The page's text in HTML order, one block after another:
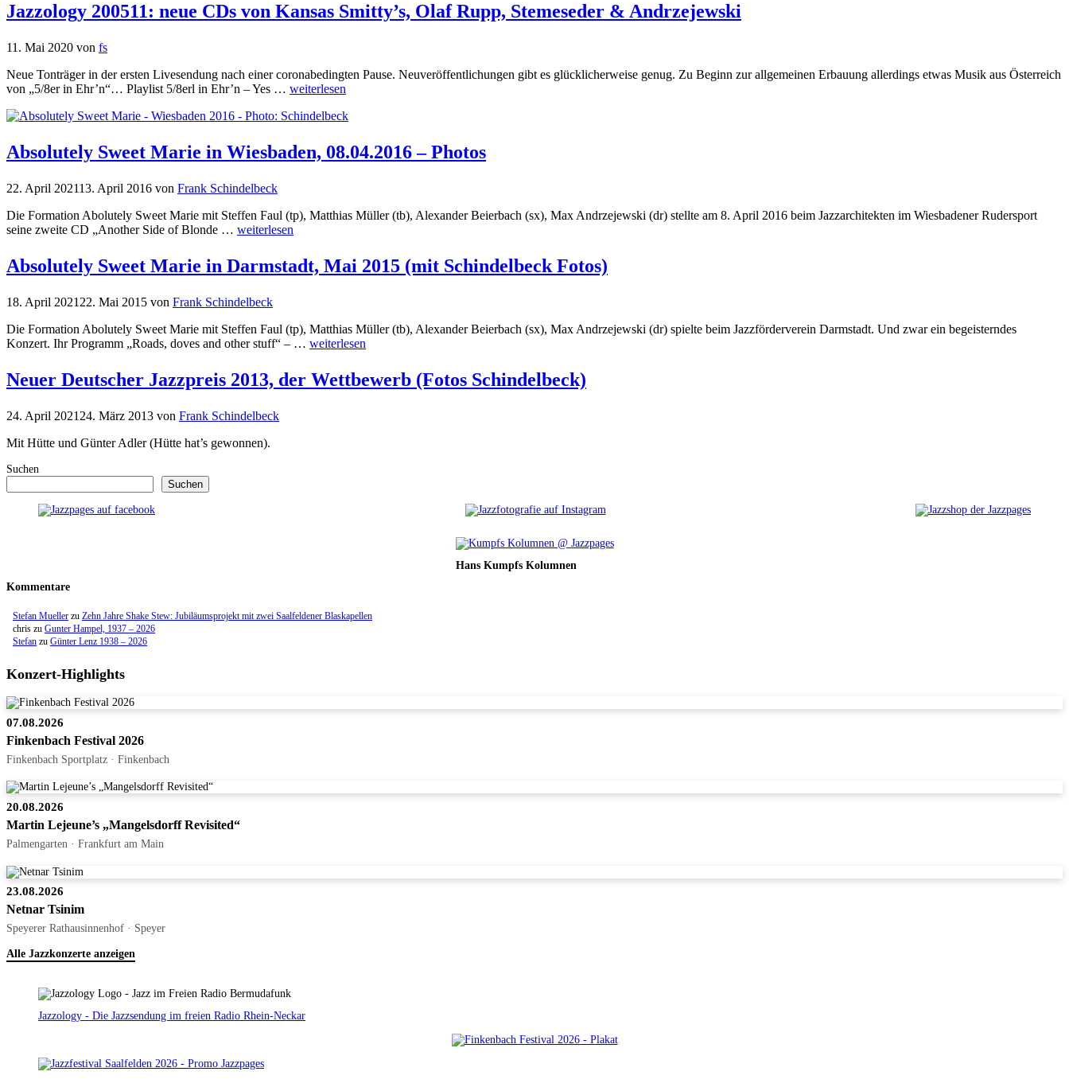
Jazzology 200511: neue CDs von Kansas Smitty’s, Olaf Rupp, Stemeseder & Andrzejewski
11. Mai 2020 von fs
Neue Tonträger in der ersten Livesendung nach einer coronabedingten Pause. Neuveröffentlichungen gibt es glücklicherweise genug. Zu Beginn zur allgemeinen Erbauung allerdings etwas Musik aus Österreich
von „5/8er in Ehr’n“… Playlist 5/8erl in Ehr’n – Yes … weiterlesen
Absolutely Sweet Marie in Wiesbaden, 08.04.2016 – Photos
22. April 202113. April 2016 von Frank Schindelbeck
Die Formation Abolutely Sweet Marie mit Steffen Faul (tp), Matthias Müller (tb), Alexander Beierbach (sx), Max Andrzejewski (dr) stellte am 8. April 2016 beim Jazzarchitekten im Wiesbadener Rudersport
seine zweite CD „Another Side of Blonde … weiterlesen
Absolutely Sweet Marie in Darmstadt, Mai 2015 (mit Schindelbeck Fotos)
18. April 2021 22. Mai 2015 von Frank Schindelbeck
Die Formation Abolutely Sweet Marie mit Steffen Faul (tp), Matthias Müller (tb), Alexander Beierbach (sx), Max Andrzejewski (dr) spielte beim Jazzförderverein Darmstadt. Und zwar ein begeisterndes
Konzert. Ihr Programm „Roads, doves and other stuff“ – … weiterlesen
Neuer Deutscher Jazzpreis 2013, der Wettbewerb (Fotos Schindelbeck)
24. April 2021 24. März 2013 von Frank Schindelbeck
Mit Hütte und Günter Adler (Hütte hat’s gewonnen).
Suchen
Suchen
Hans Kumpfs Kolumnen
Kommentare
Stefan Mueller zu Zehn Jahre Shake Stew: Jubiläumsprojekt mit zwei Saalfeldener Blaskapellen
chris zu Gunter Hampel, 1937 – 2026
Stefan zu Günter Lenz 1938 – 2026
Konzert-Highlights
07.08.2026
Finkenbach Festival 2026
Finkenbach Sportplatz · Finkenbach
20.08.2026
Martin Lejeune’s „Mangelsdorff Revisited“
Palmengarten · Frankfurt am Main
23.08.2026
Netnar Tsinim
Speyerer Rathausinnenhof · Speyer
Alle Jazzkonzerte anzeigen
Jazzology - Die Jazzsendung im freien Radio Rhein-Neckar